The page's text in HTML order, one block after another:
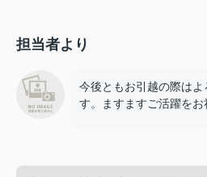
担当者より
今後ともお引越の際は
す。ますますご活躍をお